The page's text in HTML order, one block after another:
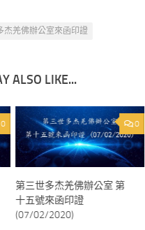
杰羌佛辦公室來函印證
ALSO LIKE...
0
第三世多杰羌佛辦公室 第
十五號來函印證
(07/02/2020)
0